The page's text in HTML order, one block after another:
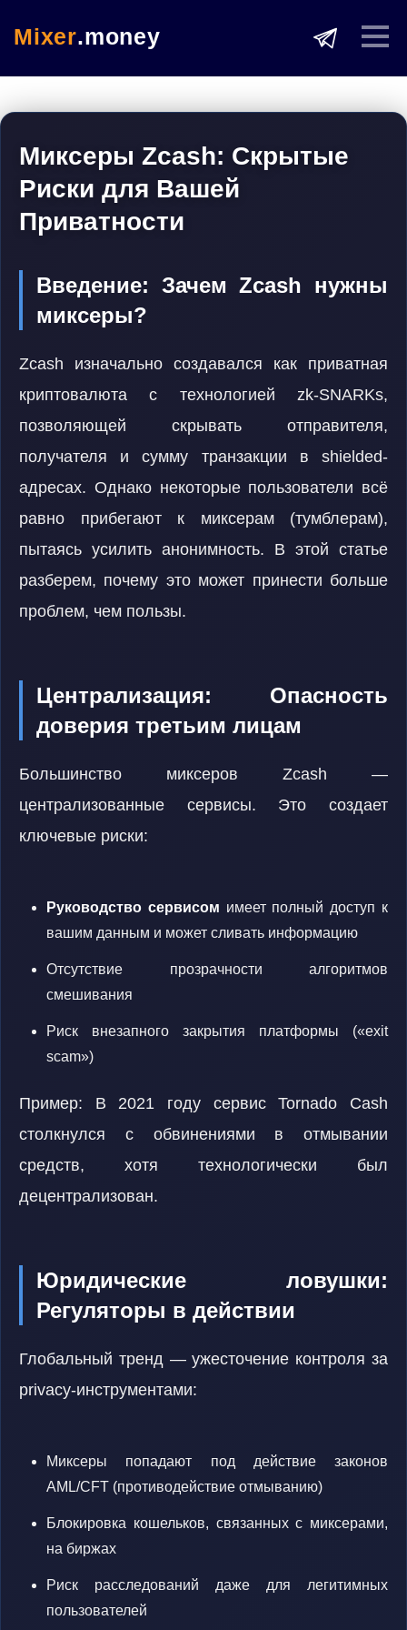
Mixer.money
Миксеры Zcash: Скрытые
Риски для Вашей
Приватности
Введение: Зачем Zcash нужны
миксеры?
Zcash изначально создавался как приватная
криптовалюта с технологией zk-SNARKs,
позволяющей скрывать отправителя,
получателя и сумму транзакции в shielded-
адресах. Однако некоторые пользователи всё
равно прибегают к миксерам (тумблерам),
пытаясь усилить анонимность. В этой статье
разберем, почему это может принести больше
проблем, чем пользы.
Централизация: Опасность
доверия третьим лицам
Большинство миксеров Zcash —
централизованные сервисы. Это создает
ключевые риски:
Руководство сервисом имеет полный доступ к
вашим данным и может сливать информацию
Отсутствие прозрачности алгоритмов
смешивания
Риск внезапного закрытия платформы («exit
scam»)
Пример: В 2021 году сервис Tornado Cash
столкнулся с обвинениями в отмывании
средств, хотя технологически был
децентрализован.
Юридические ловушки:
Регуляторы в действии
Глобальный тренд — ужесточение контроля за
privacy-инструментами:
Миксеры попадают под действие законов
AML/CFT (противодействие отмыванию)
Блокировка кошельков, связанных с миксерами,
на биржах
Риск расследований даже для легитимных
пользователей